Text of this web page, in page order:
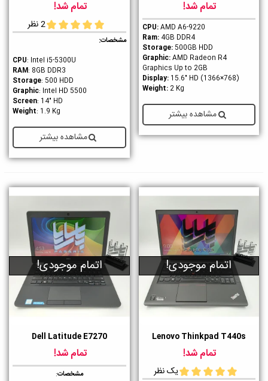
تمام شد!
CPU:AMD A6-9220
Ram:4GB DDR4
Storage:500GB HDD
Graphic:AMD Radeon R4
Graphics Up to 2GB
Display:15.6" HD (1366×768)
Weight:2 Kg
مشاهده بیشتر
تمام شد!
2 نظر
مشخصات:
CPU: Intel i5-5300U
RAM: 8GB DDR3
Storage: 500 HDD
Graphic: Intel HD 5500
Screen: 14" HD
Weight: 1.9 Kg
مشاهده بیشتر
اتمام موجودی!
Lenovo Thinkpad T440s
تمام شد!
یک نظر
اتمام موجودی!
Dell Latitude E7270
تمام شد!
مشخصات: